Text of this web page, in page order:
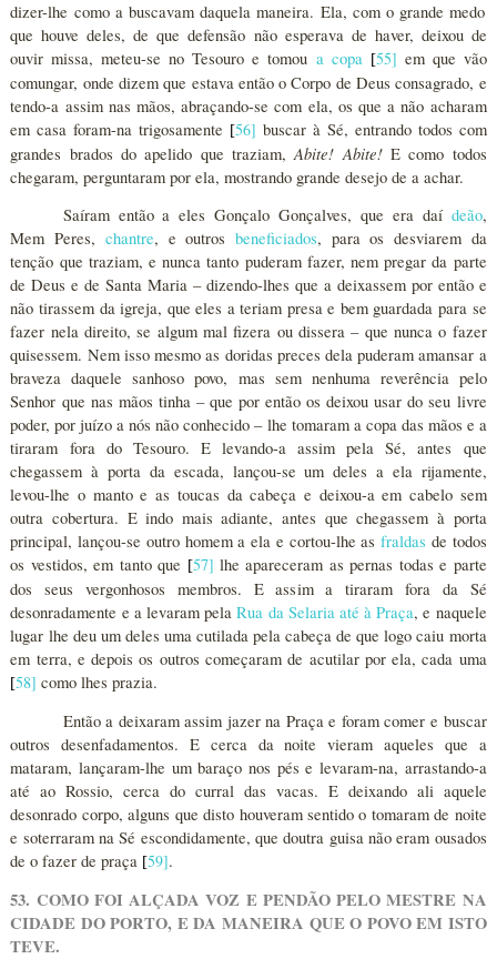
dizer-lhe como a buscavam daquela maneira. Ela, com o grande medo
que houve deles, de que defensão não esperava de haver, deixou de
ouvir missa, meteu-se no Tesouro e tomou a copa [55] em que vão
comungar, onde dizem que estava então o Corpo de Deus consagrado, e
tendo-a assim nas mãos, abraçando-se com ela, os que a não acharam
em casa foram-na trigosamente [56] buscar à Sé, entrando todos com
grandes brados do apelido que traziam,Abite! Abite!E como todos
chegaram, perguntaram por ela, mostrando grande desejo de a achar.
Saíram então a eles Gonçalo Gonçalves, que era daí deão,
Mem Peres, chantre, e outros beneficiados, para os desviarem da
tenção que traziam, e nunca tanto puderam fazer, nem pregar da parte
de Deus e de Santa Maria – dizendo-lhes que a deixassem por então e
não tirassem da igreja, que eles a teriam presa e bem guardada para se
fazer nela direito, se algum mal fizera ou dissera – que nunca o fazer
quisessem. Nem isso mesmo as doridas preces dela puderam amansar a
braveza daquele sanhoso povo, mas sem nenhuma reverência pelo
Senhor que nas mãos tinha – que por então os deixou usar do seu livre
poder, por juízo a nós não conhecido – lhe tomaram a copa das mãos e a
tiraram fora do Tesouro. E levando-a assim pela Sé, antes que
chegassem à porta da escada, lançou-se um deles a ela rijamente,
levou-lhe o manto e as toucas da cabeça e deixou-a em cabelo sem
outra cobertura. E indo mais adiante, antes que chegassem à porta
principal, lançou-se outro homem a ela e cortou-lhe asfraldas de todos
os vestidos, em tanto que [57] lhe apareceram as pernas todas e parte
dos seus vergonhosos membros. E assim a tiraram fora da Sé
desonradamente e a levaram pelaRua da Selaria até à Praça, e naquele
lugar lhe deu um deles uma cutilada pela cabeça de que logo caiu morta
em terra, e depois os outros começaram de acutilar por ela, cada uma
[58] como lhes prazia.
Então a deixaram assim jazer na Praça e foram comer e buscar
outros desenfadamentos. E cerca da noite vieram aqueles que a
mataram, lançaram-lhe um baraço nos pés e levaram-na, arrastando-a
até ao Rossio, cerca do curral das vacas. E deixando ali aquele
desonrado corpo, alguns que disto houveram sentido o tomaram de noite
e soterraram na Sé escondidamente, que doutra guisa não eram ousados
de o fazer de praça [59].
53. COMO FOI ALÇADA VOZ E PENDÃO PELO MESTRE NA
CIDADE DO PORTO, E DA MANEIRA QUE O POVO EM ISTO
TEVE.